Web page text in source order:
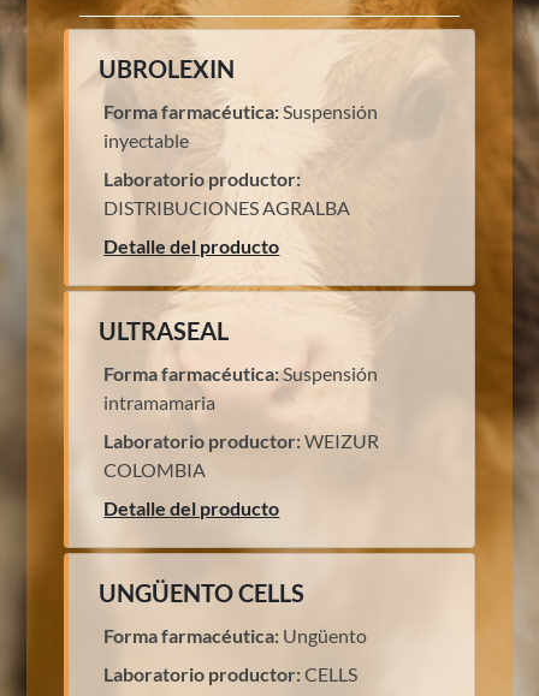
UBROLEXIN
Forma farmacéutica: Suspensión
inyectable
Laboratorio productor:
DISTRIBUCIONES AGRALBA
Detalle del producto
ULTRASEAL
Forma farmacéutica:Suspensión
intramamaria
Laboratorio productor:WEIZUR
COLOMBIA
Detalle del producto
UNGÜENTO CELLS
Forma farmacéutica: Ungüento
Laboratorio productor:CELLS